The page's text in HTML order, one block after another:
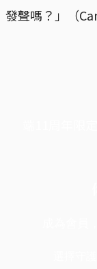
發聲嗎？」（